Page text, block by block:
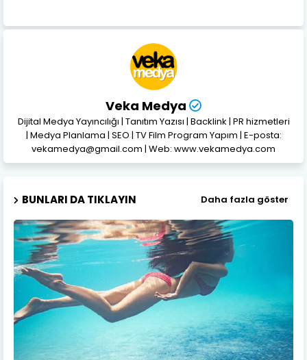
Veka Medya
Dijital Medya Yayıncılığı | Tanıtım Yazısı | Backlink | PR hizmetleri
| Medya Planlama | SEO | TV Film Program Yapım | E-posta:
vekamedya@gmail.com | Web: www.vekamedya.com
BUNLARI DA TIKLAYIN Daha fazla göster